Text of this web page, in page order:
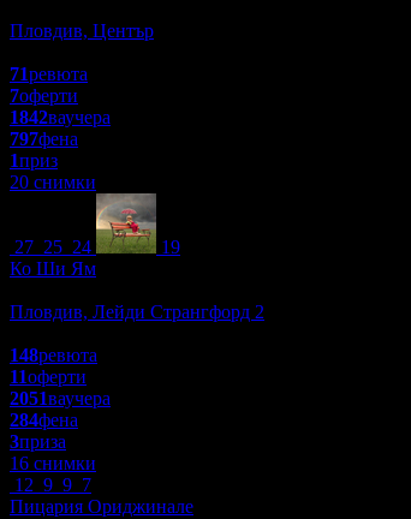
Пловдив, Център
71ревюта
7оферти
1842ваучера
797фена
1приз
20 снимки
27 25 24
19
Ко Ши Ям
Пловдив, Лейди Странгфорд 2
148ревюта
11оферти
2051ваучера
284фена
3приза
16 снимки
12 9 9 7
Пицария Ориджинале